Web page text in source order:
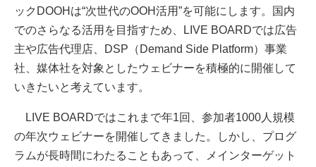
ックDOOHは“次世代のOOH活用”を可能にします。国内
でのさらなる活用を目指すため、LIVE BOARDでは広告
主や広告代理店、DSP（Demand Side Platform）事業
社、媒体社を対象としたウェビナーを積極的に開催して
いきたいと考えています。
LIVE BOARDではこれまで年1回、参加者1000人規模
の年次ウェビナーを開催してきました。しかし、プログ
ラムが長時間にわたることもあって、メインターゲット